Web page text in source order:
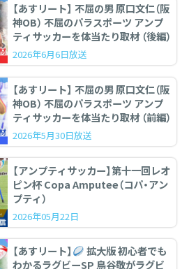
【あすリート】 不屈の男 原口文仁（阪
神OB） 不屈のパラスポーツ アンプ
ティサッカーを体当たり取材 （後編）
2026年6月6日放送
【あすリート】 不屈の男 原口文仁（阪
神OB） 不屈のパラスポーツ アンプ
ティサッカーを体当たり取材 （前編）
2026年5月30日放送
【アンプティサッカー】第十一回レオ
ピン杯 Copa Amputee（コパ・アン
プティ）
2026年05月22日
【あすリート】
拡大版 初心者でも
わかるラグビーSP 鳥谷敬がラグビ